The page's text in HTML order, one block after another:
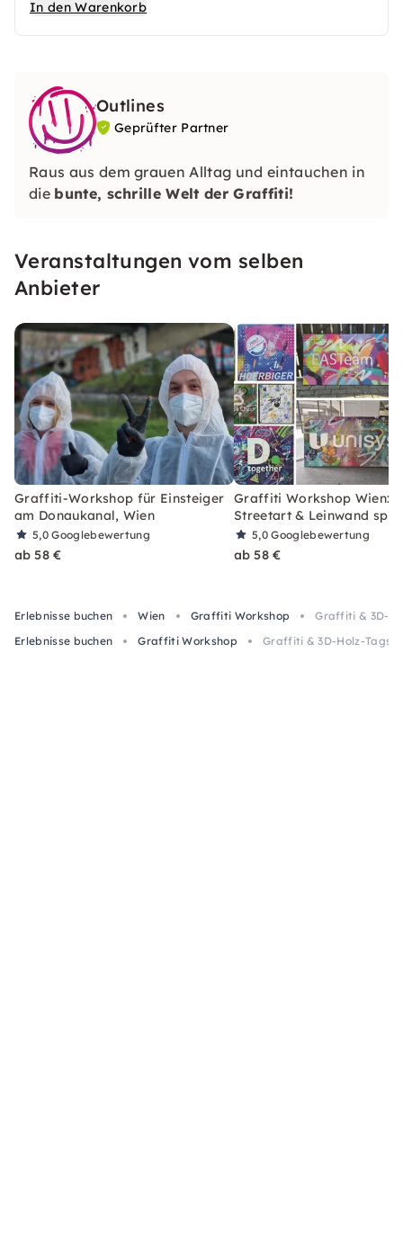
In den Warenkorb
Outlines
Geprüfter Partner
Raus aus dem grauen Alltag und eintauchen in
die bunte, schrille Welt der Graffiti!
Veranstaltungen vom selben
Anbieter
Graffiti-Workshop für Einsteiger
am Donaukanal, Wien
5,0Googlebewertung
ab 58 €
Graffiti Workshop Wien:
Streetart & Leinwand
5,0Googlebewertung
ab 58 €
Erlebnisse buchen Wien Graffiti Workshop
Graffiti & 3D-
Erlebnisse buchen
Graffiti Workshop Graffiti & 3D-Holz-Tags